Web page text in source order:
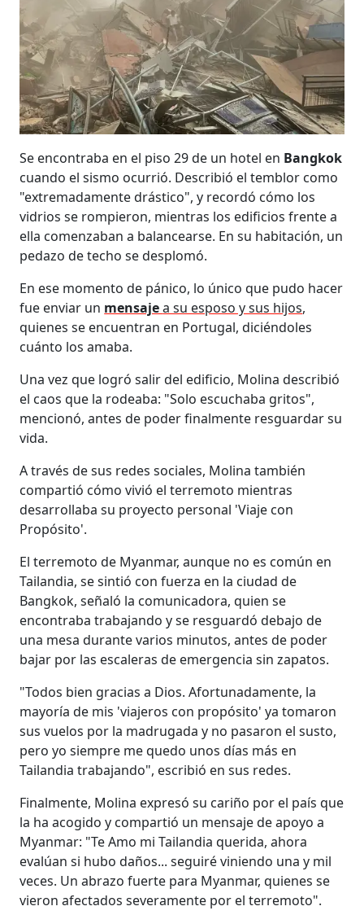
Se encontraba en el piso 29 de un hotel en Bangkok
cuando el sismo ocurrió. Describió el temblor como
"extremadamente drástico", y recordó cómo los
vidrios se rompieron, mientras los edificios frente a
ella comenzaban a balancearse. En su habitación, un
pedazo de techo se desplomó.
En ese momento de pánico, lo único que pudo hacer
fue enviar un mensajea su esposo y sus hijos,
quienes se encuentran en Portugal, diciéndoles
cuánto los amaba.
Una vez que logró salir del edificio, Molina describió
el caos que la rodeaba: "Solo escuchaba gritos",
mencionó, antes de poder finalmente resguardar su
vida.
A través de sus redes sociales, Molina también
compartió cómo vivió el terremoto mientras
desarrollaba su proyecto personal 'Viaje con
Propósito'.
El terremoto de Myanmar, aunque no es común en
Tailandia, se sintió con fuerza en la ciudad de
Bangkok, señaló la comunicadora, quien se
encontraba trabajando y se resguardó debajo de
una mesa durante varios minutos, antes de poder
bajar por las escaleras de emergencia sin zapatos.
"Todos bien gracias a Dios. Afortunadamente, la
mayoría de mis 'viajeros con propósito' ya tomaron
sus vuelos por la madrugada y no pasaron el susto,
pero yo siempre me quedo unos días más en
Tailandia trabajando", escribió en sus redes.
Finalmente, Molina expresó su cariño por el país que
la ha acogido y compartió un mensaje de apoyo a
Myanmar: "Te Amo mi Tailandia querida, ahora
evalúan si hubo daños... seguiré viniendo una y mil
veces. Un abrazo fuerte para Myanmar, quienes se
vieron afectados severamente por el terremoto".